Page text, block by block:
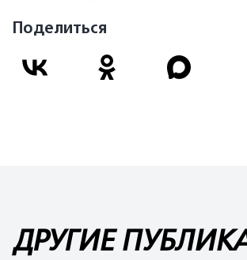
Поделиться
ДРУГИЕ